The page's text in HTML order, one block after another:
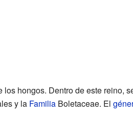
los hongos. Dentro de este reino,
y la FamiliaBoletaceae. El